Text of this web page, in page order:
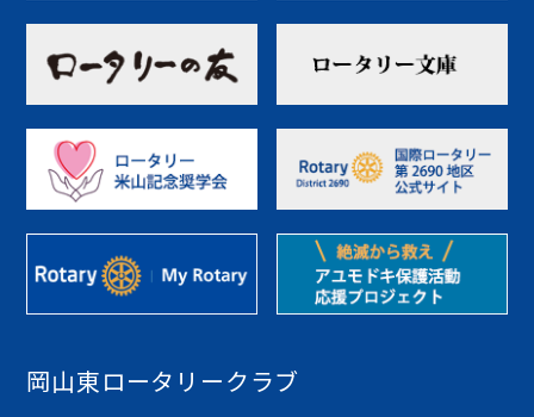
岡山東ロータリークラブ